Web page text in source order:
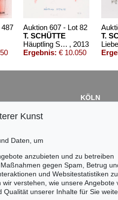
Auktion 607 - Lot 82
T. SCHÜTTE
Häuptling Seehope, 9.8.13 , 2013
Ergebnis: € 10.050
T.
63
KÖLN
verpassen!
Kunst
Daten, um
anzubieten und zu betreiben
gegen Spam, Betrug
und Websitestatistiken
verstehen, wie unsere
Qualität unserer Inhalte für Sie